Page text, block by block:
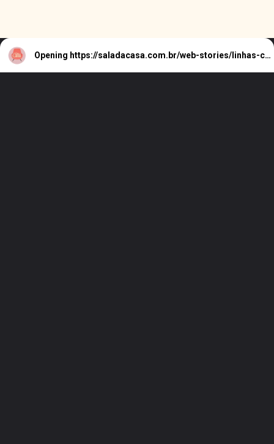
Opening https://saladacasa.com.br/web-stories/linhas-curvas-e-retas-como-usar-no-decor/